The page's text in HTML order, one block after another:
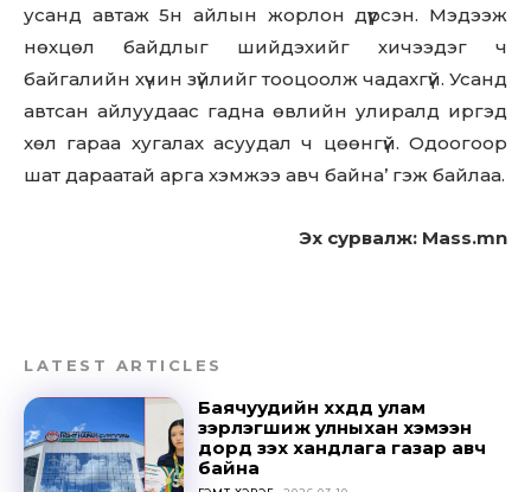
усанд автаж 5н айлын жорлон дүүрсэн. Мэдээж
нөхцөл байдлыг шийдэхийг хичээдэг ч
байгалийн хүчин зүйлийг тооцоолж чадахгүй. Усанд
автсан айлуудаас гадна өвлийн улиралд иргэд
хөл гараа хугалах асуудал ч цөөнгүй. Одоогоор
шат дараатай арга хэмжээ авч байна’ гэж байлаа.
Эх сурвалж: Mass.mn
LATEST ARTICLES
Баячуудийн хүүхдүүд улам
зэрлэгшиж улныхан хэмээн
дорд үзэх хандлага газар авч
байна